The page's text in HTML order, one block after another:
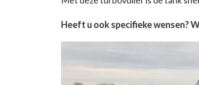
Heeft u ook specifieke wensen?